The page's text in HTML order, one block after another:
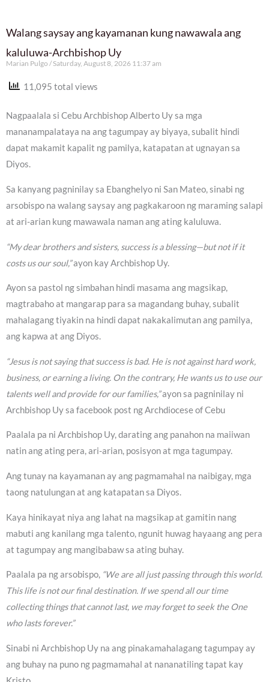
Walang saysay ang kayamanan kung nawawala ang
kaluluwa-Archbishop Uy
Marian Pulgo Saturday, August 8, 2026 11:37 am
11,095 total views
Nagpaalala si Cebu Archbishop Alberto Uy sa mga
mananampalataya na ang tagumpay ay biyaya, subalit hindi
dapat makamit kapalit ng pamilya, katapatan at ugnayan sa
Diyos.
Sa kanyang pagninilay sa Ebanghelyo ni San Mateo, sinabi ng
arsobispo na walang saysay ang pagkakaroon ng maraming salapi
at ari-arian kung mawawala naman ang ating kaluluwa.
“My dear brothers and sisters, success is a blessing—but not if it
costs us our soul,”ayon kay Archbishop Uy.
Ayon sa pastol ng simbahan hindi masama ang magsikap,
magtrabaho at mangarap para sa magandang buhay, subalit
mahalagang tiyakin na hindi dapat nakakalimutan ang pamilya,
ang kapwa at ang Diyos.
“Jesus is not saying that success is bad. He is not against hard work,
business, or earning a living. On the contrary, He wants us to use our
talents well and provide for our families,”ayon sa pagninilay ni
Archbishop Uy sa facebook post ng Archdiocese of Cebu
Paalala pa ni Archbishop Uy, darating ang panahon na maiiwan
natin ang ating pera, ari-arian, posisyon at mga tagumpay.
Ang tunay na kayamanan ay ang pagmamahal na naibigay, mga
taong natulungan at ang katapatan sa Diyos.
Kaya hinikayat niya ang lahat na magsikap at gamitin nang
mabuti ang kanilang mga talento, ngunit huwag hayaang ang pera
at tagumpay ang mangibabaw sa ating buhay.
Paalala pa ng arsobispo, “We are all just passing through this world.
This life is not our final destination. If we spend all our time
collecting things that cannot last, we may forget to seek the One
who lasts forever.”
Sinabi ni Archbishop Uy na ang pinakamahalagang tagumpay ay
ang buhay na puno ng pagmamahal at nananatiling tapat kay